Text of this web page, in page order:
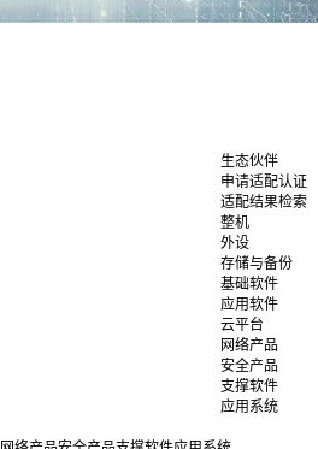
生态伙伴
申请适配认证
适配结果检索
整机
外设
存储与备份
基础软件
应用软件
云平台
网络产品
安全产品
支撑软件
应用系统